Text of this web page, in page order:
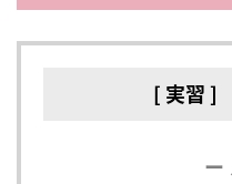
[ 実習 ]
ー